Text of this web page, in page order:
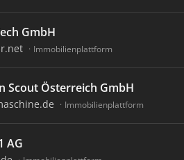
GmbH
Immobilienplattform
Scout Österreich GmbH
Immobilienplattform
AG